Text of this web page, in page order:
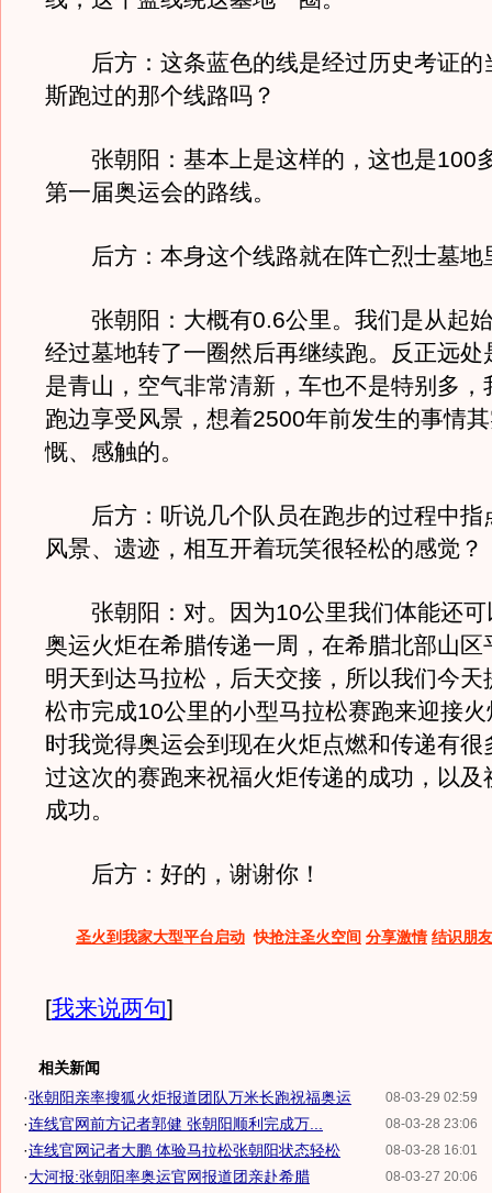
后方：这条蓝色的线是经过历史考证的
斯跑过的那个线路吗？
张朝阳：基本上是这样的，这也是100
第一届奥运会的路线。
后方：本身这个线路就在阵亡烈士墓地
张朝阳：大概有0.6公里。我们是从起
经过墓地转了一圈然后再继续跑。反正远处
是青山，空气非常清新，车也不是特别多，
跑边享受风景，想着2500年前发生的事情
慨、感触的。
后方：听说几个队员在跑步的过程中指
风景、遗迹，相互开着玩笑很轻松的感觉？
张朝阳：对。因为10公里我们体能还可
奥运火炬在希腊传递一周，在希腊北部山区
明天到达马拉松，后天交接，所以我们今天
松市完成10公里的小型马拉松赛跑来迎接
时我觉得奥运会到现在火炬点燃和传递有很
过这次的赛跑来祝福火炬传递的成功，以及
成功。
后方：好的，谢谢你！
圣火到我家大型平台启动 快抢注圣火空间 分享激情 结识朋友
[我来说两句]
相关新闻
08-03-29 02:59
·张朝阳亲率搜狐火炬报道团队万米长跑祝福奥运
08-03-28 23:06
·连线官网前方记者郭健 张朝阳顺利完成万...
08-03-28 16:01
·连线官网记者大鹏 体验马拉松张朝阳状态轻松
08-03-27 20:06
·大河报:张朝阳率奥运官网报道团亲赴希腊